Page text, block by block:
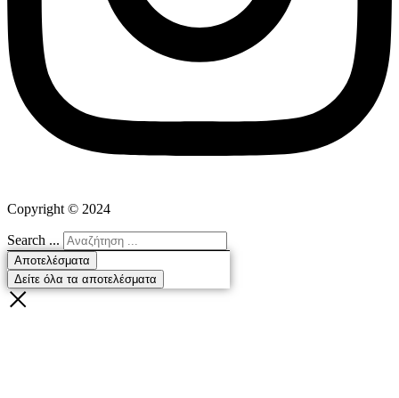
Copyright © 2024
Search ...
Αποτελέσματα
Δείτε όλα τα αποτελέσματα